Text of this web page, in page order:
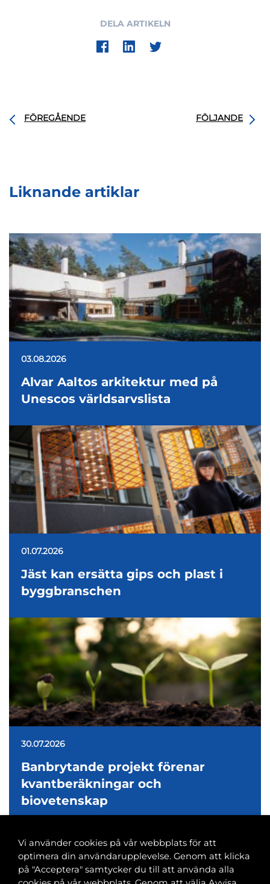
DELA ARTIKELN
FÖREGÅENDE FÖLJANDE
Liknande artiklar
03.08.2026
Alvar Aaltos arkitektur med på
Unescos världsarvslista
01.07.2026
Jäst kan ersätta gips och plast i
byggbranschen
30.07.2026
Banbrytande projekt förenar
kvantberäkningar och
biovetenskap
Vi använder cookies på vår webbplats för att
optimera din användarupplevelse. Genom att klicka
på "Acceptera" samtycker du till att använda alla